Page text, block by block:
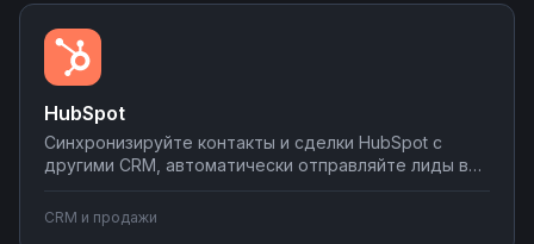
HubSpot
Синхронизируйте контакты и сделки HubSpot с
другими CRM, автоматически отправляйте лиды в
в планировщиках при изменении статуса сделки.
Настраивайте двусторонний обмен данными без
CRM и продажи